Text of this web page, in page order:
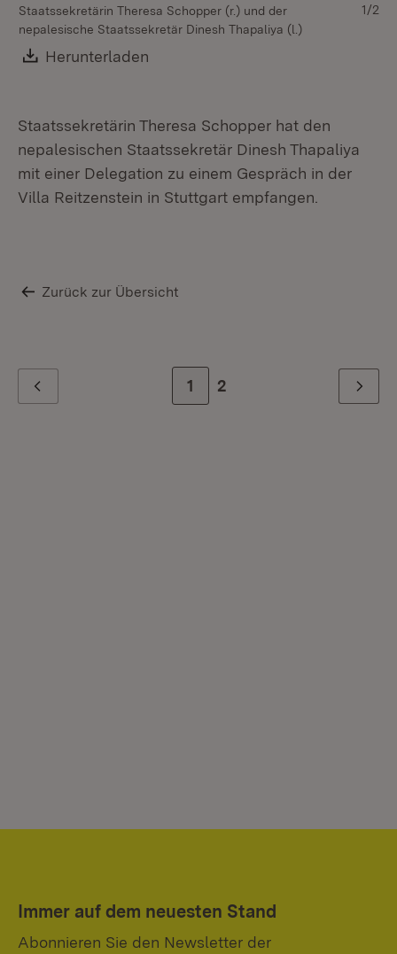
Staatssekretärin Theresa Schopper (r.) und der
nepalesische Staatssekretär Dinesh Thapaliya (l.)
Download:
Herunterladen
1/2
Staatssekretärin Theresa Schopper hat den
nepalesischen Staatssekretär Dinesh Thapaliya
mit einer Delegation zu einem Gespräch in der
Villa Reitzenstein in Stuttgart empfangen.
Zurück zur Übersicht
Zur Seite
1 Zur letzten Seite
2 Weiter
Immer auf dem neuesten Stand
Abonnieren Sie den Newsletter der